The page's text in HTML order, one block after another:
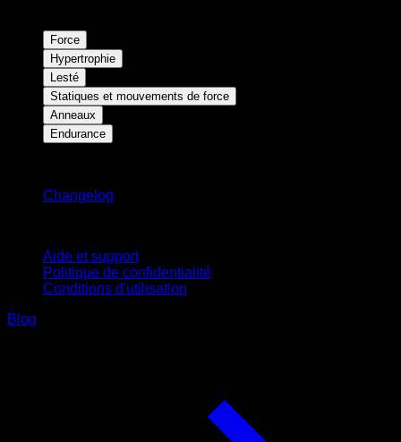
Force
Hypertrophie
Lesté
Statiques et mouvements de force
Anneaux
Endurance
Changelog
Aide et support
Politique de confidentialité
Conditions d'utilisation
Blog